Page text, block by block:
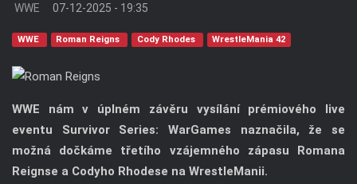
WWE 07-12-2025 - 19:35
WWE Roman Reigns Cody Rhodes WrestleMania 42
WWE nám v úplném závěru vysílání prémiového live
eventu Survivor Series: WarGames naznačila, že se
možná dočkáme třetího vzájemného zápasu Romana
Reignse a Codyho Rhodese na WrestleManii.